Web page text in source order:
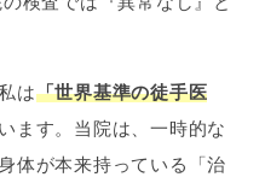
は「世界基準の徒手医
ます。当院は、一時的な
体が本来持っている「治